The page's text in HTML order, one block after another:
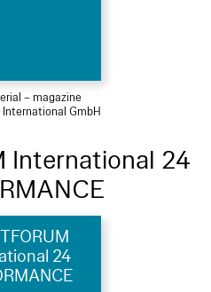
– magazine
International GmbH
International 24
24